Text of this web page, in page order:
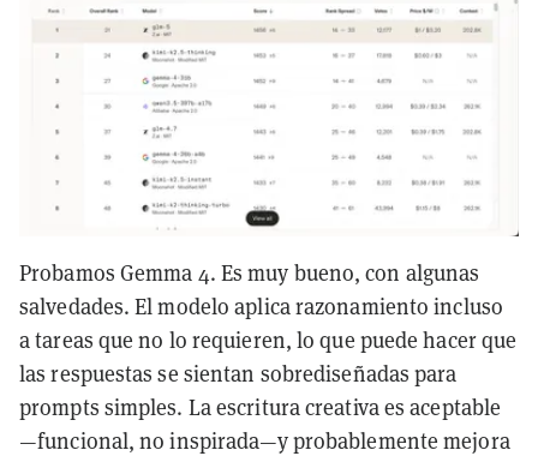
Probamos Gemma 4. Es muy bueno, con algunas
salvedades. El modelo aplica razonamiento incluso
a tareas que no lo requieren, lo que puede hacer que
las respuestas se sientan sobrediseñadas para
prompts simples. La escritura creativa es aceptable
—funcional, no inspirada—y probablemente mejora